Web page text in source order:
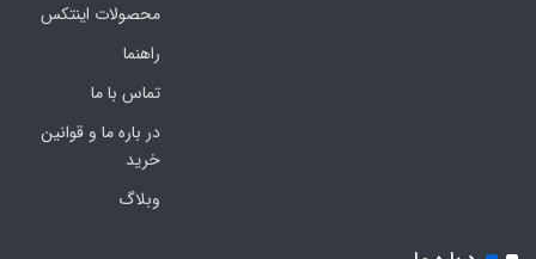
محصولات اینتکس
راهنما
تماس با ما
در باره ما و قوانین
خرید
وبلاگ